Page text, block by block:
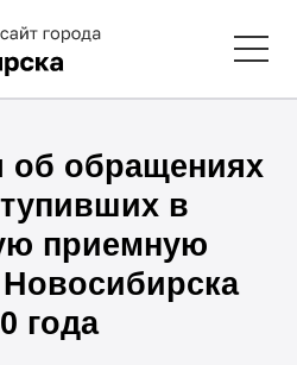
обращениях
в
приемную
года